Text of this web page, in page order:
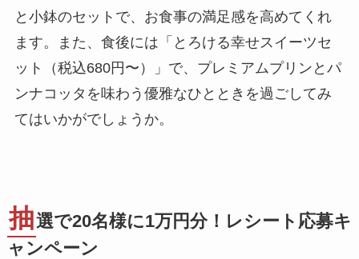
と小鉢のセットで、お食事の満足感を高めてくれ
ます。また、食後には「とろける幸せスイーツセ
ット（税込680円〜）」で、プレミアムプリンとパ
ンナコッタを味わう優雅なひとときを過ごしてみ
てはいかがでしょうか。
抽選で20名様に1万円分！レシート応募キ
ャンペーン